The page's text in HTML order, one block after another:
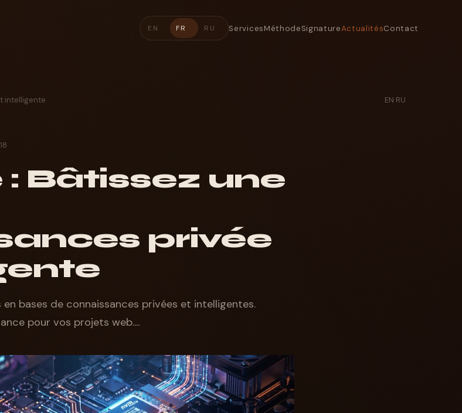
EN FR RU ServicesMéthodeSignatureActualitésContact
intelligente EN·RU
: Bâtissez une
privée
bases de connaissances privées et intelligentes.
pour vos projets web....